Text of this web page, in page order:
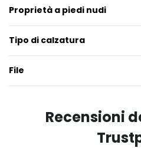
Proprietà a piedi nudi
Tipo di calzatura
File
Recensioni